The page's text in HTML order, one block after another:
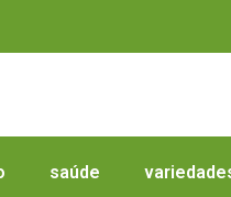
saúde